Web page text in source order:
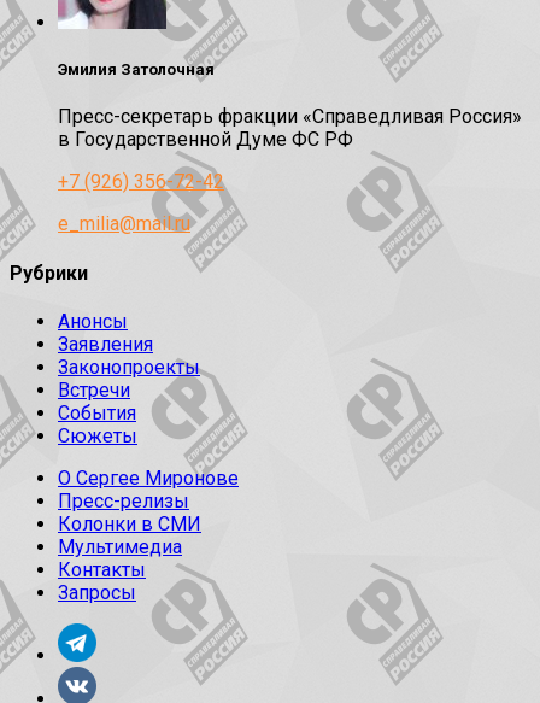
Эмилия Затолочная
Пресс-секретарь фракции «Справедливая Россия»
в Государственной Думе ФС РФ
+7 (926) 356-72-42
e_milia@mail.ru
Рубрики
Анонсы
Заявления
Законопроекты
Встречи
События
Сюжеты
О Сергее Миронове
Пресс-релизы
Колонки в СМИ
Мультимедиа
Контакты
Запросы